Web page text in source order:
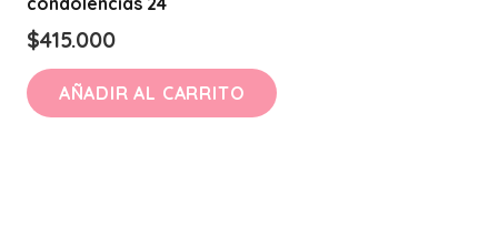
$415.000
AÑADIR AL CARRITO